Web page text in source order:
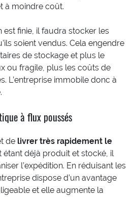
à moindre coût.
finie, il faudra stocker les
soient vendus. Cela engendre
de stockage et plus le
ou fragile, plus les coûts de
L’entreprise immobile donc à
à flux poussés
de livrer très rapidement le
étant déjà produit et stocké, il
l’expédition. En réduisant les
dispose d’un avantage
et elle augmente la